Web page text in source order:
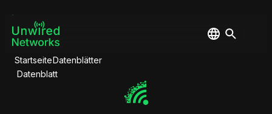
StartseiteDatenblätter
Datenblatt